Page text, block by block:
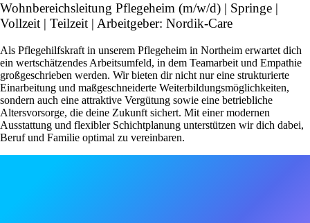
Wohnbereichsleitung Pflegeheim (m/w/d) | Springe |
Vollzeit | Teilzeit | Arbeitgeber: Nordik-Care
Als Pflegehilfskraft in unserem Pflegeheim in Northeim erwartet dich
ein wertschätzendes Arbeitsumfeld, in dem Teamarbeit und Empathie
großgeschrieben werden. Wir bieten dir nicht nur eine strukturierte
Einarbeitung und maßgeschneiderte Weiterbildungsmöglichkeiten,
sondern auch eine attraktive Vergütung sowie eine betriebliche
Altersvorsorge, die deine Zukunft sichert. Mit einer modernen
Ausstattung und flexibler Schichtplanung unterstützen wir dich dabei,
Beruf und Familie optimal zu vereinbaren.